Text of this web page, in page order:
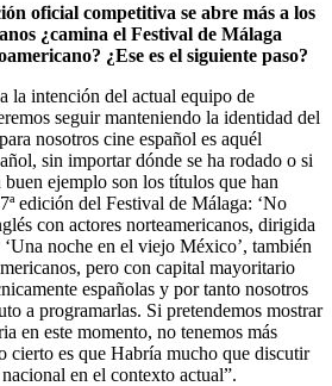
oficial competitiva se abre más a los
¿camina el Festival de Málaga
¿Ese es el siguiente paso?
la intención del actual equipo de
seguir manteniendo la identidad del
nosotros cine español es aquél
sin importar dónde se ha rodado o si
ejemplo son los títulos que han
edición del Festival de Málaga: ‘No
con actores norteamericanos, dirigida
noche en el viejo México’, también
pero con capital mayoritario
españolas y por tanto nosotros
a programarlas. Si pretendemos mostrar
en este momento, no tenemos más
cierto es que Habría mucho que discutir
en el contexto actual”.